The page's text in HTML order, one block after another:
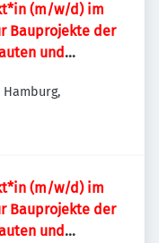
(m/w/d) im
Bauprojekte der
und
Hamburg,
(m/w/d) im
Bauprojekte der
und